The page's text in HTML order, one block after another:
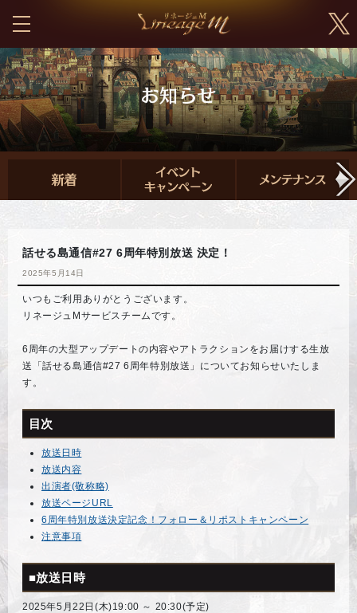
話せる島通信#27 6周年特別放送 決定！
2025年5月14日
いつもご利用ありがとうございます。
リネージュMサービスチームです。
6周年の大型アップデートの内容やアトラクションをお届けする生放
送「話せる島通信#27 6周年特別放送」についてお知らせいたしま
す。
目次
放送日時
放送内容
出演者(敬称略)
放送ページURL
6周年特別放送決定記念！フォロー＆リポストキャンペーン
注意事項
■放送日時
2025年5月22日(木)19:00 ～ 20:30(予定)